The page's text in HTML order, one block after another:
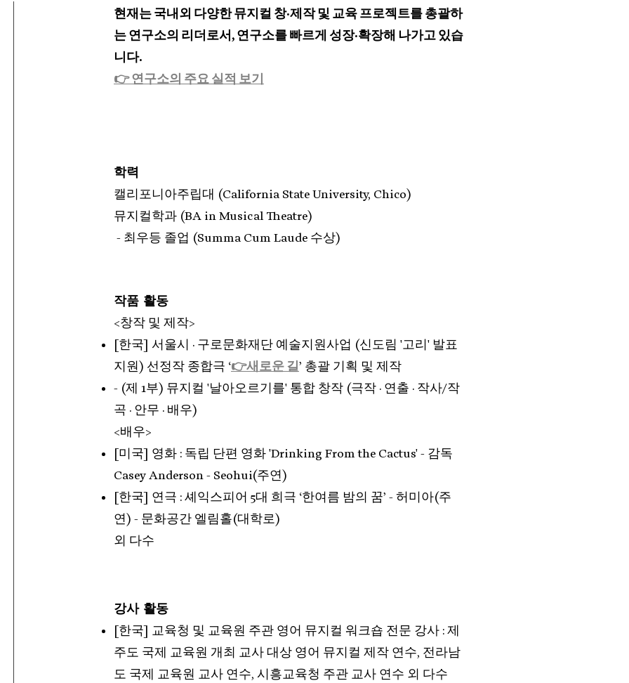
현재는 국내외 다양한 뮤지컬 창·제작 및 교육 프로젝트를 총괄하
는 연구소의 리더로서, 연구소를 빠르게 성장·확장해 나가고 있습
니다.
👉 연구소의 주요 실적 보기
학력
캘리포니아주립대 (California State University, Chico)
뮤지컬학과 (BA in Musical Theatre)
- 최우등 졸업 (Summa Cum Laude 수상)
작품 활동
​<창작 및 제작>
[한국] 서울시 · 구로문화재단 예술지원사업 (신도림 '고리' 발표
지원) 선정작 종합극 ‘👉새로운길’ 총괄 기획 및 제작
- (제 1부) 뮤지컬 '날아오르기를' 통합 창작 (극작 · 연출 · 작사/작
곡 · 안무 · 배우)
<배우>
[미국] 영화 : 독립 단편 영화'Drinking From the Cactus' - 감독
Casey Anderson - Seohui(주연)
[한국] 연극 : 셰익스피어 5대 희극 ‘한여름 밤의 꿈’ - 허미아(주
연) - 문화공간 엘림홀(대학로)
외 다수
​​강사 활동
[한국] 교육청 및 교육원 주관 영어 뮤지컬 워크숍 전문 강사 : 제
주도 국제 교육원 개최 교사 대상 영어 뮤지컬 제작 연수, 전라남
도 국제 교육원 교사 연수, 시흥교육청 주관 교사 연수 외 다수